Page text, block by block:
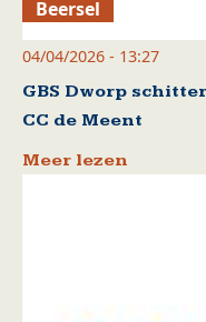
Beersel
04/04/2026 - 13:27
GBS Dworp
CC de Meent
Meer lezen